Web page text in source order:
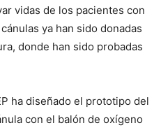
vidas de los pacientes con
ya han sido donadas
donde han sido probadas
ha diseñado el prototipo del
con el balón de oxígeno